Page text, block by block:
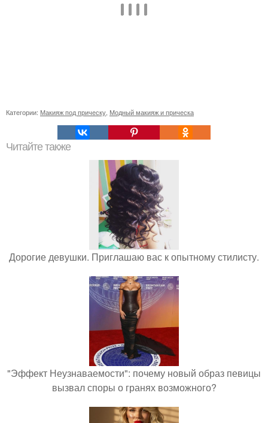
Категории: Макияж под прическу Модный макияж и прическа
Читайте также
Дорогие девушки. Приглашаю вас к опытному стилисту.
"Эффект Неузнаваемости": почему новый образ певицы
вызвал споры о гранях возможного?